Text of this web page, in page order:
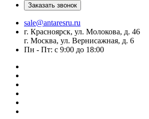
Заказать звонок
sale@antaresru.ru
г. Красноярск, ул. Молокова, д. 46
г. Москва, ул. Вернисажная, д. 6
Пн - Пт: с 9:00 до 18:00